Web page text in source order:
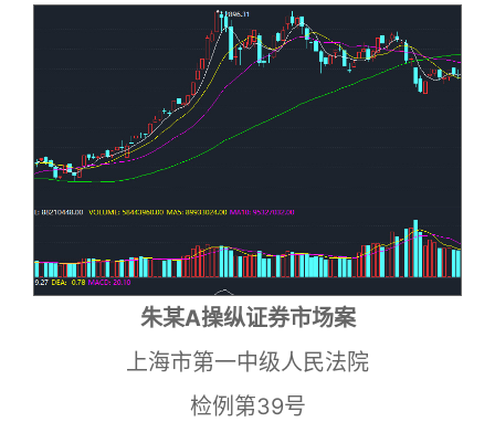
朱某A操纵证券市场案
上海市第一中级人民法院
检例第39号